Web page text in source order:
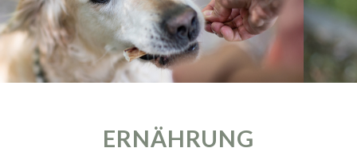
ERNÄHRUNG